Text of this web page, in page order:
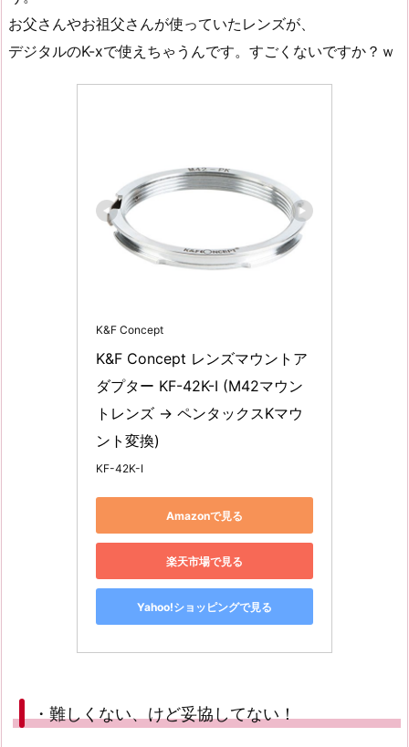
お父さんやお祖父さんが使っていたレンズが、
デジタルのK-xで使えちゃうんです。すごくないですか？ｗ
K&F Concept
K&F Concept レンズマウントア
ダプター KF-42K-I (M42マウン
トレンズ → ペンタックスKマウ
ント変換)
KF-42K-I
Amazonで見る
楽天市場で見る
Yahoo!ショッピングで見る
・難しくない、けど妥協してない！